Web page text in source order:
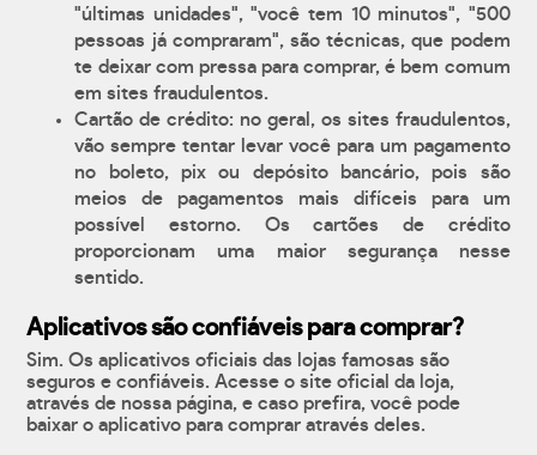
"últimas unidades", "você tem 10 minutos", "500
pessoas já compraram", são técnicas, que podem
te deixar com pressa para comprar, é bem comum
em sites fraudulentos.
Cartão de crédito: no geral, os sites fraudulentos,
vão sempre tentar levar você para um pagamento
no boleto, pix ou depósito bancário, pois são
meios de pagamentos mais difíceis para um
possível estorno. Os cartões de crédito
proporcionam uma maior segurança nesse
sentido.
Aplicativos são confiáveis para comprar?
Sim. Os aplicativos oficiais das lojas famosas são
seguros e confiáveis. Acesse o site oficial da loja,
através de nossa página, e caso prefira, você pode
baixar o aplicativo para comprar através deles.